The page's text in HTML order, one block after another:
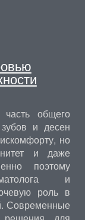
общего
и десен
но
и даже
поэтому
и
роль в
Современные